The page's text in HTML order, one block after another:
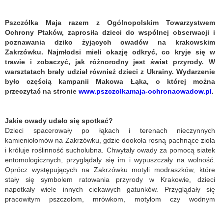
Pszczółka Maja razem z Ogólnopolskim Towarzystwem
Ochrony Ptaków, zaprosiła dzieci do wspólnej obserwacji i
poznawania dziko żyjących owadów na krakowskim
Zakrzówku. Najmłodsi mieli okazję odkryć, co kryje się w
trawie i zobaczyć, jak różnorodny jest świat przyrody. W
warsztatach brały udział również dzieci z Ukrainy. Wydarzenie
było częścią kampanii Makowa Łąka, o której można
przeczytać na stronie www.pszczolkamaja-ochronaowadow.pl.
Jakie owady udało się spotkać?
Dzieci spacerowały po łąkach i terenach nieczynnych
kamieniołomów na Zakrzówku, gdzie dookoła rosną pachnące zioła
i króluje roślinność sucholubna. Chwytały owady za pomocą siatek
entomologicznych, przyglądały się im i wypuszczały na wolność.
Oprócz występujących na Zakrzówku motyli modraszków, które
stały się symbolem ratowania przyrody w Krakowie, dzieci
napotkały wiele innych ciekawych gatunków. Przyglądały się
pracowitym pszczołom, mrówkom, motylom czy wodnym